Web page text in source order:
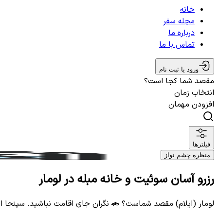
خانه
مجله سفر
درباره ما
تماس با ما
ورود یا ثبت نام
مقصد شما کجا است؟
انتخاب زمان
افزودن مهمان
فیلترها
منظره چشم نواز
رزرو آسان سوئیت و خانه مبله در لومار
لومار (ایلام) مقصد شماست؟ 🚗 نگران جای اقامت نباشید. سپنجا